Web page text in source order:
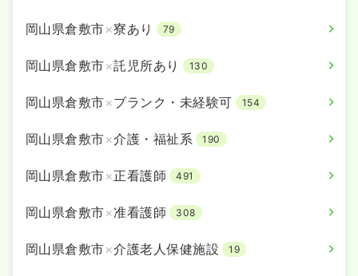
岡山県倉敷市×寮あり 79
岡山県倉敷市×託児所あり 130
岡山県倉敷市×ブランク・未経験可 154
岡山県倉敷市×介護・福祉系 190
岡山県倉敷市×正看護師 491
岡山県倉敷市×准看護師 308
岡山県倉敷市×介護老人保健施設 19